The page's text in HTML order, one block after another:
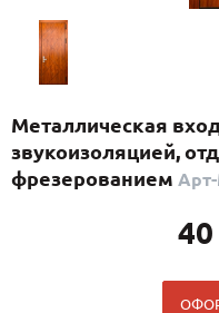
(29)
ПО НАЗНАЧЕНИЮ
Металлическая
звукоизоляцией,
фрезерованием